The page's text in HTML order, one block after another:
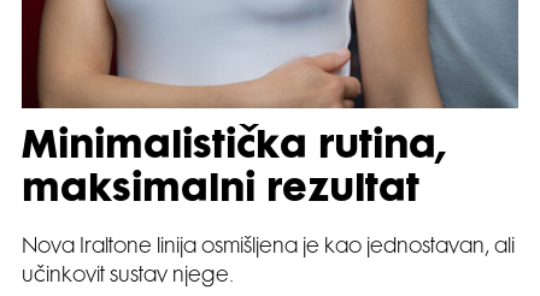
Minimalistička rutina,
maksimalni rezultat
Nova Iraltone linija osmišljena je kao jednostavan, ali
učinkovit sustav njege.